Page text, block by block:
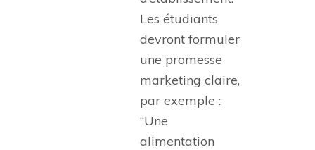
Les étudiants
devront formuler
une promesse
marketing claire,
par exemple :
“Une
alimentation